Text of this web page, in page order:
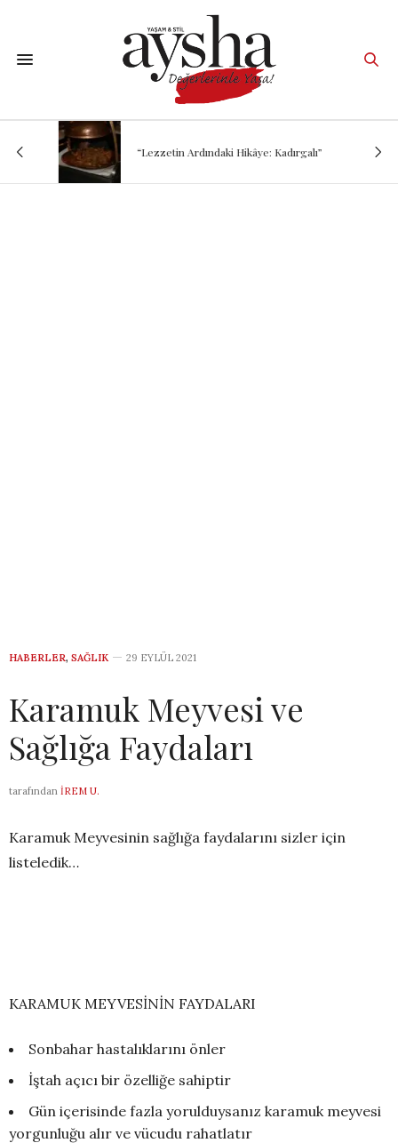
“Lezzetin Ardındaki Hikâye: Kadırgalı”
HABERLER, SAĞLIK 29 EYLÜL 2021
Karamuk Meyvesi ve
Sağlığa Faydaları
tarafından İREM U.
Karamuk Meyvesinin sağlığa faydalarını sizler için
listeledik…
KARAMUK MEYVESİNİN FAYDALARI
Sonbahar hastalıklarını önler
İştah açıcı bir özelliğe sahiptir
Gün içerisinde fazla yorulduysanız karamuk meyvesi
yorgunluğu alır ve vücudu rahatlatır